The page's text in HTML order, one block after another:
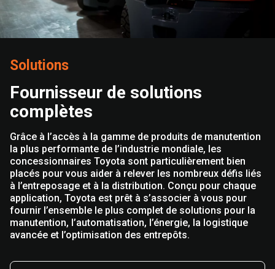
Solutions
Fournisseur de solutions
complètes
Grâce à l’accès à la gamme de produits de manutention
la plus performante de l’industrie mondiale, les
concessionnaires Toyota sont particulièrement bien
placés pour vous aider à relever les nombreux défis liés
à l’entreposage et à la distribution. Conçu pour chaque
application, Toyota est prêt à s’associer à vous pour
fournir l’ensemble le plus complet de solutions pour la
manutention, l’automatisation, l’énergie, la logistique
avancée et l’optimisation des entrepôts.